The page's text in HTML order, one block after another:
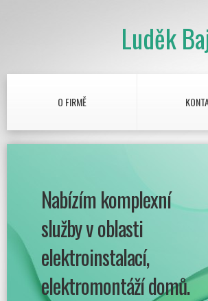
Luděk
O FIRMĚ
Nabízím komplexní
služby v oblasti
elektroinstalací,
elektromontáží domů.